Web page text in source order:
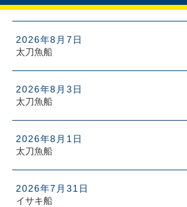
太刀魚船
2026年8月7日
太刀魚船
2026年8月3日
太刀魚船
2026年8月1日
イサキ船
2026年7月31日